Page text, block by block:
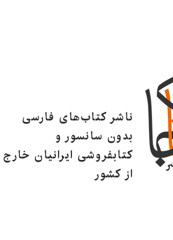
ناشر کتاب‌های فارسی
بدون سانسور و
کتابفروشی ایرانیان خارج
از کشور